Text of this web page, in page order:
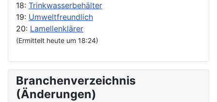
18: Trinkwasserbehälter
19: Umweltfreundlich
20: Lamellenklärer
(Ermittelt heute um 18:24)
Branchenverzeichnis
(Änderungen)